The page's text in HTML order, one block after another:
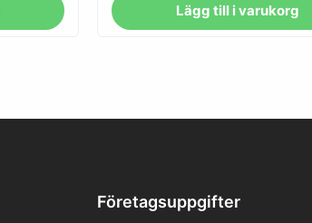
Lägg till i varukorg
Företagsuppgifter